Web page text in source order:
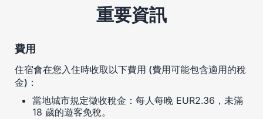
重要資訊
費用
住宿會在您入住時收取以下費用 (費用可能包含適用的稅
金)：
當地城市規定徵收稅金：每人每晚 EUR2.36，未滿
18 歲的遊客免稅。